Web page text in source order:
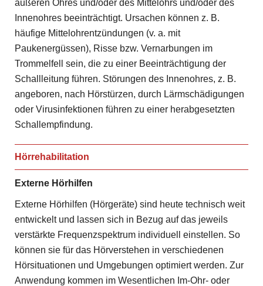
äußeren Ohres und/oder des Mittelohrs und/oder des
Innenohres beeinträchtigt. Ursachen können z. B.
häufige Mittelohrentzündungen (v. a. mit
Paukenergüssen), Risse bzw. Vernarbungen im
Trommelfell sein, die zu einer Beeinträchtigung der
Schallleitung führen. Störungen des Innenohres, z. B.
angeboren, nach Hörstürzen, durch Lärmschädigungen
oder Virusinfektionen führen zu einer herabgesetzten
Schallempfindung.
Hörrehabilitation
Externe Hörhilfen
Externe Hörhilfen (Hörgeräte) sind heute technisch weit
entwickelt und lassen sich in Bezug auf das jeweils
verstärkte Frequenzspektrum individuell einstellen. So
können sie für das Hörverstehen in verschiedenen
Hörsituationen und Umgebungen optimiert werden. Zur
Anwendung kommen im Wesentlichen Im-Ohr- oder